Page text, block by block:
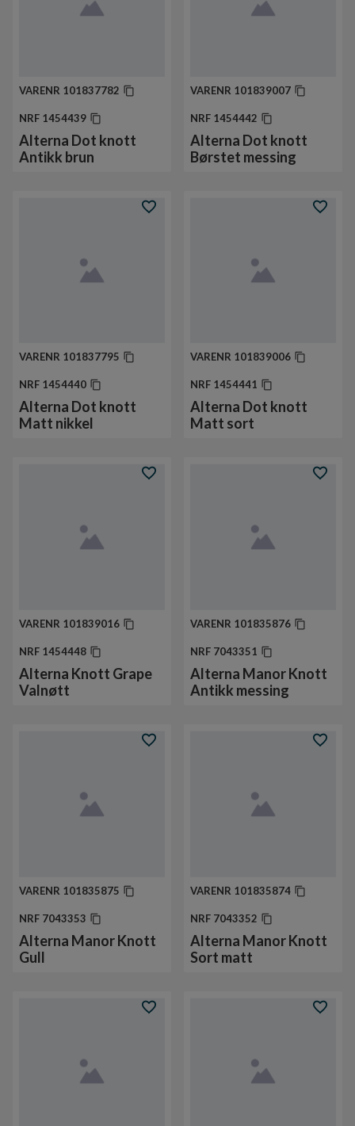
VARENR 101837782
NRF 1454439
Alterna Dot knott
Antikk brun
VARENR 101839007
NRF 1454442
Alterna Dot knott
Børstet messing
VARENR 101837795
NRF 1454440
Alterna Dot knott
Matt nikkel
VARENR 101839006
NRF 1454441
Alterna Dot knott
Matt sort
VARENR 101839016
NRF 1454448
Alterna Knott Grape
Valnøtt
VARENR 101835876
NRF 7043351
Alterna Manor Knott
Antikk messing
VARENR 101835875
NRF 7043353
Alterna Manor Knott
Gull
VARENR 101835874
NRF 7043352
Alterna Manor Knott
Sort matt